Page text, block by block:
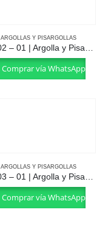
ARGOLLAS Y PISARGOLLAS
AYP02 – 01 | Argolla y Pisargolla
Comprar vía WhatsApp
ARGOLLAS Y PISARGOLLAS
Comprar vía WhatsApp